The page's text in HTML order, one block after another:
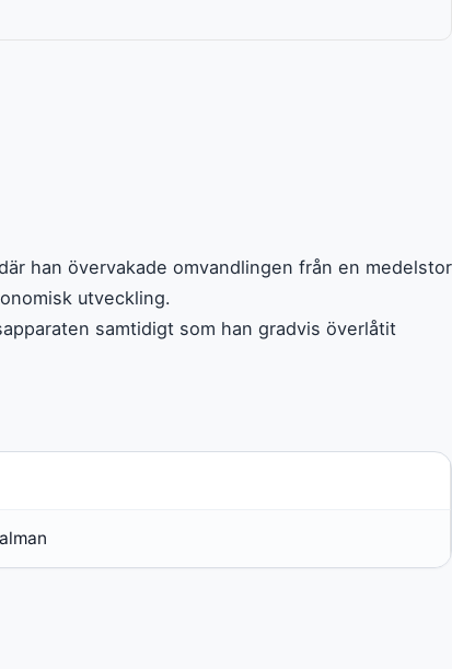
han övervakade omvandlingen från en medelstor
utveckling.
samtidigt som han gradvis överlåtit